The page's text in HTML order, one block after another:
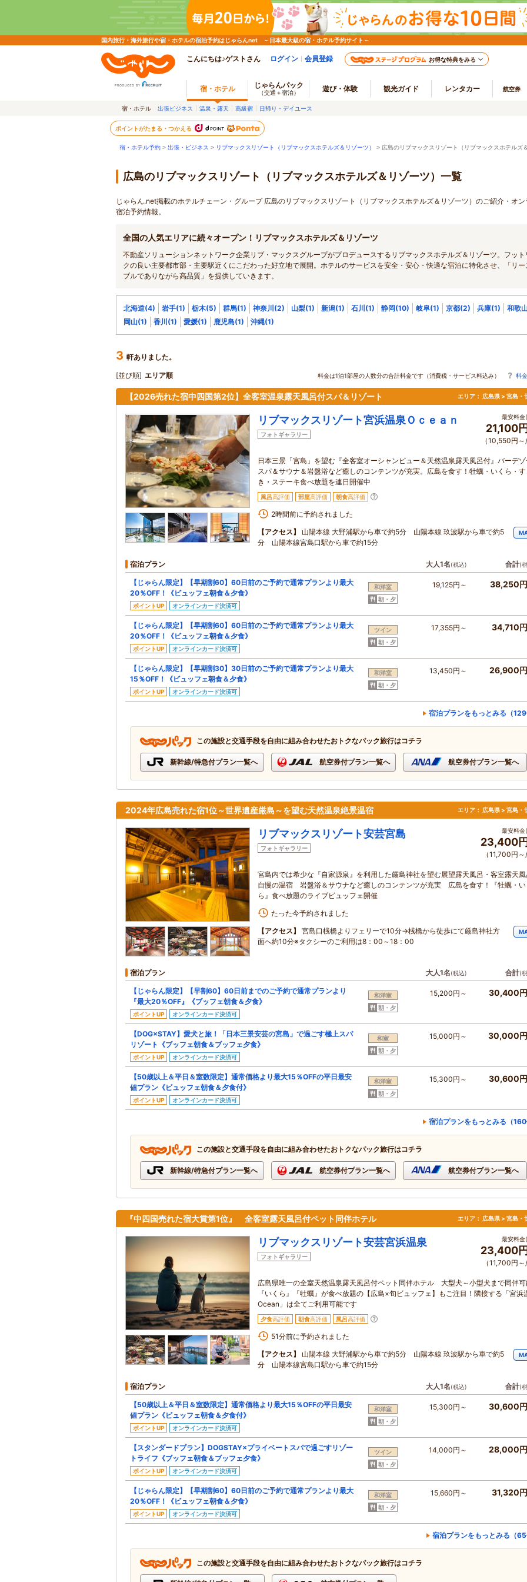
国内旅行・海外旅行や宿・ホテルの宿泊予約はじゃらんnet ～日本最大級の宿・ホテル予約サイト～
こんにちは♪ゲストさん ログイン 会員登録 お得な特典をみる
宿・ホテル じゃらんパック
（交通＋宿泊） 遊び・体験 観光ガイド レンタカー 航空券
宿・ホテル 出張ビジネス 温泉・露天 高級宿 日帰り・デイユース
ポイントがたまる・つかえる
宿・ホテル予約 > 出張・ビジネス > リブマックスリゾート（リブマックスホテルズ＆リゾーツ） > 広島のリブマックスリゾート（リブマックスホテルズ
広島のリブマックスリゾート（リブマックスホテルズ＆リゾーツ）一覧
じゃらん.net掲載のホテルチェーン・グループ 広島のリブマックスリゾート（リブマックスホテルズ＆リゾーツ）のご紹介・オン
宿泊予約情報。
全国の人気エリアに続々オープン！リブマックスホテルズ＆リゾーツ
不動産ソリューションネットワーク企業リブ・マックスグループがプロデュースするリブマックスホテルズ＆リゾーツ。フット
クの良い主要都市部・主要駅近くにこだわった好立地で展開。ホテルのサービスを安全・安心・快適な宿泊に特化させ、「リー
ブルでありながら高品質」を提供していきます。
北海道(4) 岩手(1) 栃木(5) 群馬(1) 神奈川(2) 山梨(1) 新潟(1) 石川(1) 静岡(10) 岐阜(1) 京都(2) 兵庫(1)
和歌
岡山(1)
香川(1) 愛媛(1) 鹿児島(1) 沖縄(1)
3 軒ありました。
[並び順] エリア順 料金は1泊1部屋の人数分の合計料金です（消費税・サービス料込み） 料
【2026売れた宿中四国第2位】全客室温泉露天風呂付スパ＆リゾート エリア： 広島県 > 宮島・
リブマックスリゾート宮浜温泉Ｏｃｅａｎ
フォトギャラリー
最安料金
21,100
（10,550円～/
日本三景「宮島」を望む『全客室オーシャンビュー＆天然温泉露天風呂付』バーデゾ
スパ＆サウナ＆岩盤浴など癒しのコンテンツが充実。広島を食す！牡蠣・いくら・
き・ステーキ食べ放題を連日開催中
風呂高評価 部屋高評価 朝食高評価
2時間前に予約されました
【アクセス】
山陽本線 大野浦駅から車で約5分 山陽本線 玖波駅から車で約5
分 山陽本線宮島口駅から車で約15分
宿泊プラン 大人1名(税込) 合計(
【じゃらん限定】【早期割60】60日前のご予約で通常プランより最大
20％OFF！《ビュッフェ朝食＆夕食》
ポイントUP オンラインカード決済可
和洋室
朝・夕
19,125円～ 38,250
【じゃらん限定】【早期割60】60日前のご予約で通常プランより最大
20％OFF！《ビュッフェ朝食＆夕食》
ポイントUP オンラインカード決済可
ツイン
朝・夕
17,355円～ 34,710
【じゃらん限定】【早期割30】30日前のご予約で通常プランより最大
15％OFF！《ビュッフェ朝食＆夕食》
ポイントUP オンラインカード決済可
和洋室
朝・夕
13,450円～ 26,900
宿泊プランをもっとみる（129
この施設と交通手段を自由に組み合わせたおトクなパック旅行はコチラ
新幹線/特急付プラン一覧へ 航空券付プラン一覧へ 航空券付プラン一覧へ
2024年広島売れた宿1位～世界遺産厳島～を望む天然温泉絶景温宿 エリア： 広島県 > 宮島・
リブマックスリゾート安芸宮島
フォトギャラリー
最安料金
23,400
（11,700円～/
宮島内では希少な『自家源泉』を利用した厳島神社を望む展望露天風呂・客室露天
自慢の温宿 岩盤浴＆サウナなど癒しのコンテンツが充実 広島を食す！『牡蠣・い
ら』食べ放題のライブビュッフェ開催
たった今予約されました
【アクセス】
宮島口桟橋よりフェリーで10分→桟橋から徒歩にて厳島神社方
面へ約10分※タクシーのご利用は8：00～18：00
宿泊プラン 大人1名(税込) 合計(
【じゃらん限定】【早割60】60日前までのご予約で通常プランより
『最大20％OFF』《ブッフェ朝食＆夕食》
ポイントUP オンラインカード決済可
和洋室
朝・夕
15,200円～ 30,400
【DOG×STAY】愛犬と旅！「日本三景安芸の宮島」で過ごす極上スパ
リゾート《ブッフェ朝食＆ブッフェ夕食》
ポイントUP オンラインカード決済可
和室
朝・夕
15,000円～ 30,000
【50歳以上＆平日＆室数限定】通常価格より最大15％OFFの平日最安
値プラン《ビュッフェ朝食＆夕食付》
ポイントUP オンラインカード決済可
和洋室
朝・夕
15,300円～ 30,600
宿泊プランをもっとみる（160
この施設と交通手段を自由に組み合わせたおトクなパック旅行はコチラ
新幹線/特急付プラン一覧へ 航空券付プラン一覧へ 航空券付プラン一覧へ
『中四国売れた宿大賞第1位』 全客室露天風呂付ペット同伴ホテル エリア： 広島県 > 宮島・
リブマックスリゾート安芸宮浜温泉
フォトギャラリー
最安料金
23,400
（11,700円～/
広島県唯一の全室天然温泉露天風呂付ペット同伴ホテル 大型犬～小型犬まで同伴
『いくら』『牡蠣』が食べ放題の【広島×旬ビュッフェ】もご注目！隣接する「宮浜
Ocean」は全てご利用可能です
夕食高評価 朝食高評価 風呂高評価
51分前に予約されました
【アクセス】
山陽本線 大野浦駅から車で約5分 山陽本線 玖波駅から車で約5
分 山陽本線宮島口駅から車で約15分
宿泊プラン 大人1名(税込) 合計(
【50歳以上＆平日＆室数限定】通常価格より最大15％OFFの平日最安
値プラン《ビュッフェ朝食＆夕食付》
ポイントUP オンラインカード決済可
和洋室
朝・夕
15,300円～ 30,600
【スタンダードプラン】DOGSTAY×プライベートスパで過ごすリゾー
トライフ《ブッフェ朝食＆ブッフェ夕食》
ポイントUP オンラインカード決済可
ツイン
朝・夕
14,000円～ 28,000
【じゃらん限定】【早期割60】60日前のご予約で通常プランより最大
20％OFF！《ビュッフェ朝食＆夕食》
ポイントUP オンラインカード決済可
和洋室
朝・夕
15,660円～ 31,320
宿泊プランをもっとみる（65
この施設と交通手段を自由に組み合わせたおトクなパック旅行はコチラ